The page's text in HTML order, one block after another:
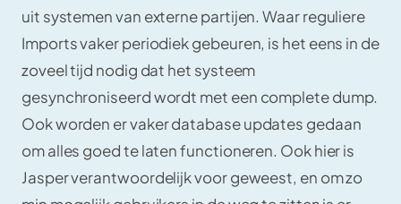
uit systemen van externe partijen. Waar reguliere
Imports vaker periodiek gebeuren, is het eens in de
zoveel tijd nodig dat het systeem
gesynchroniseerd wordt met een complete dump.
Ook worden er vaker database updates gedaan
om alles goed te laten functioneren. Ook hier is
Jasper verantwoordelijk voor geweest, en om zo